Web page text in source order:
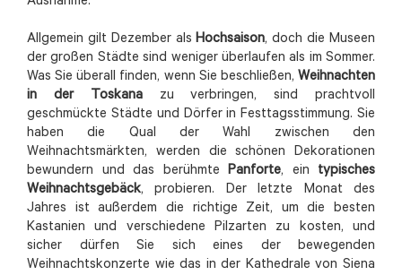
Allgemein gilt Dezember alsHochsaison, doch die Museen
der großen Städte sind weniger überlaufen als im Sommer.
Was Sie überall finden, wenn Sie beschließen, Weihnachten
in der Toskanazu verbringen, sind prachtvoll
geschmückte Städte und Dörfer in Festtagsstimmung. Sie
haben die Qual der Wahl zwischen den
Weihnachtsmärkten, werden die schönen Dekorationen
bewundern und das berühmte Panforte, ein typisches
Weihnachtsgebäck, probieren. Der letzte Monat des
Jahres ist außerdem die richtige Zeit, um die besten
Kastanien und verschiedene Pilzarten zu kosten, und
sicher dürfen Sie sich eines der bewegenden
Weihnachtskonzerte wie das in der Kathedrale von Siena